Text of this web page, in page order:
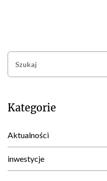
Kategorie
Aktualności
inwestycje